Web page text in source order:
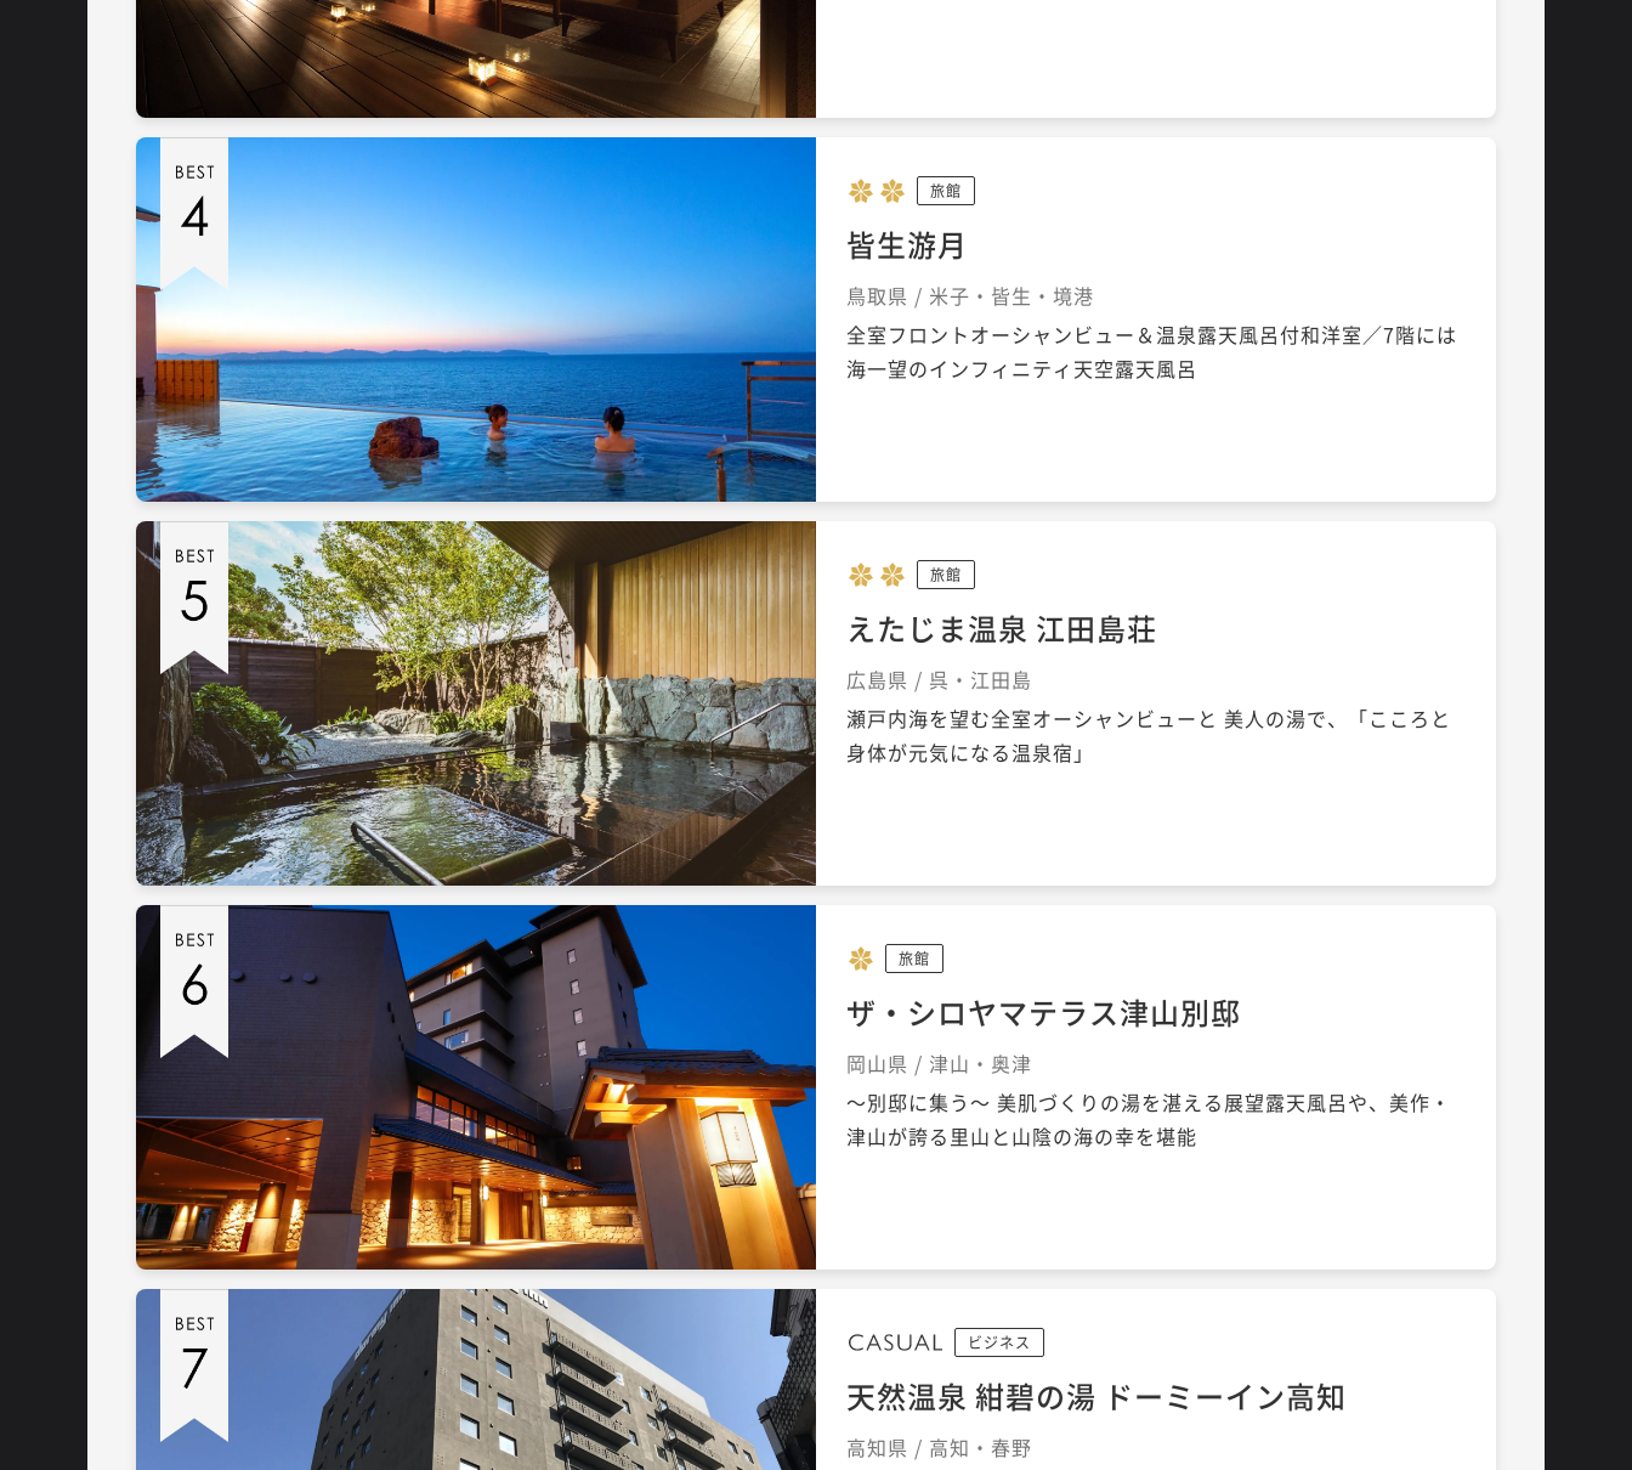
旅館
皆生游月
鳥取県 / 米子・皆生・境港
全室フロントオーシャンビュー＆温泉露天風呂付和洋室／7階には
海一望のインフィニティ天空露天風呂
旅館
えたじま温泉 江田島荘
広島県 / 呉・江田島
瀬戸内海を望む全室オーシャンビューと 美人の湯で、「こころと
身体が元気になる温泉宿」
旅館
ザ・シロヤマテラス津山別邸
岡山県 / 津山・奥津
～別邸に集う～ 美肌づくりの湯を湛える展望露天風呂や、美作・
津山が誇る里山と山陰の海の幸を堪能
ビジネス
天然温泉 紺碧の湯 ドーミーイン高知
高知県 / 高知・春野